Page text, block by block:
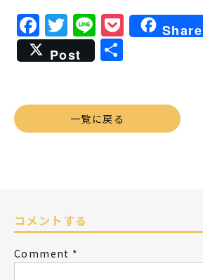
Facebook
Twitter
LinePocket
Share
Post
共
一覧に戻る
コメントする
Comment *